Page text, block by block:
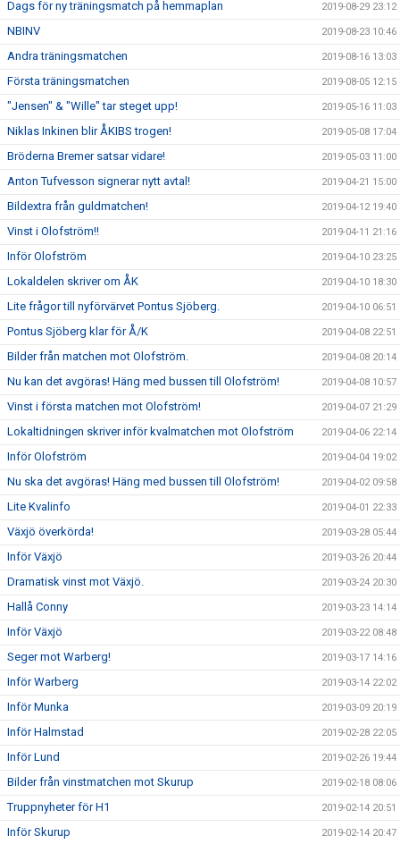
Dags för ny träningsmatch på hemmaplan 2019-08-29 23:12
NBINV 2019-08-23 10:46
Andra träningsmatchen 2019-08-16 13:03
Första träningsmatchen 2019-08-05 12:15
"Jensen" & "Wille" tar steget upp! 2019-05-16 11:03
Niklas Inkinen blir ÅKIBS trogen! 2019-05-08 17:04
Bröderna Bremer satsar vidare! 2019-05-03 11:00
Anton Tufvesson signerar nytt avtal! 2019-04-21 15:00
Bildextra från guldmatchen! 2019-04-12 19:40
Vinst i Olofström!! 2019-04-11 21:16
Inför Olofström 2019-04-10 23:25
Lokaldelen skriver om ÅK 2019-04-10 18:30
Lite frågor till nyförvärvet Pontus Sjöberg. 2019-04-10 06:51
Pontus Sjöberg klar för Å/K 2019-04-08 22:51
Bilder från matchen mot Olofström. 2019-04-08 20:14
Nu kan det avgöras! Häng med bussen till Olofström! 2019-04-08 10:57
Vinst i första matchen mot Olofström! 2019-04-07 21:29
Lokaltidningen skriver inför kvalmatchen mot Olofström 2019-04-06 22:14
Inför Olofström 2019-04-04 19:02
Nu ska det avgöras! Häng med bussen till Olofström! 2019-04-02 09:58
Lite Kvalinfo 2019-04-01 22:33
Växjö överkörda! 2019-03-28 05:44
Inför Växjö 2019-03-26 20:44
Dramatisk vinst mot Växjö. 2019-03-24 20:30
Hallå Conny 2019-03-23 14:14
Inför Växjö 2019-03-22 08:48
Seger mot Warberg! 2019-03-17 14:16
Inför Warberg 2019-03-14 22:02
Inför Munka 2019-03-09 20:19
Inför Halmstad 2019-02-28 22:05
Inför Lund 2019-02-26 19:44
Bilder från vinstmatchen mot Skurup 2019-02-18 08:06
Truppnyheter för H1 2019-02-14 20:51
Inför Skurup 2019-02-14 20:47